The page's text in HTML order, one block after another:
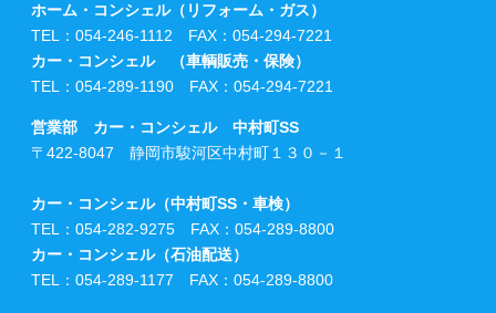
ホーム・コンシェル（リフォーム・ガス）
TEL：054-246-1112 FAX：054-294-7221
カー・コンシェル （車輌販売・保険）
TEL：054-289-1190 FAX：054-294-7221
営業部 カー・コンシェル 中村町SS
〒422-8047 静岡市駿河区中村町１３０－１
カー・コンシェル（中村町SS・車検）
TEL：054-282-9275 FAX：054-289-8800
カー・コンシェル（石油配送）
TEL：054-289-1177 FAX：054-289-8800